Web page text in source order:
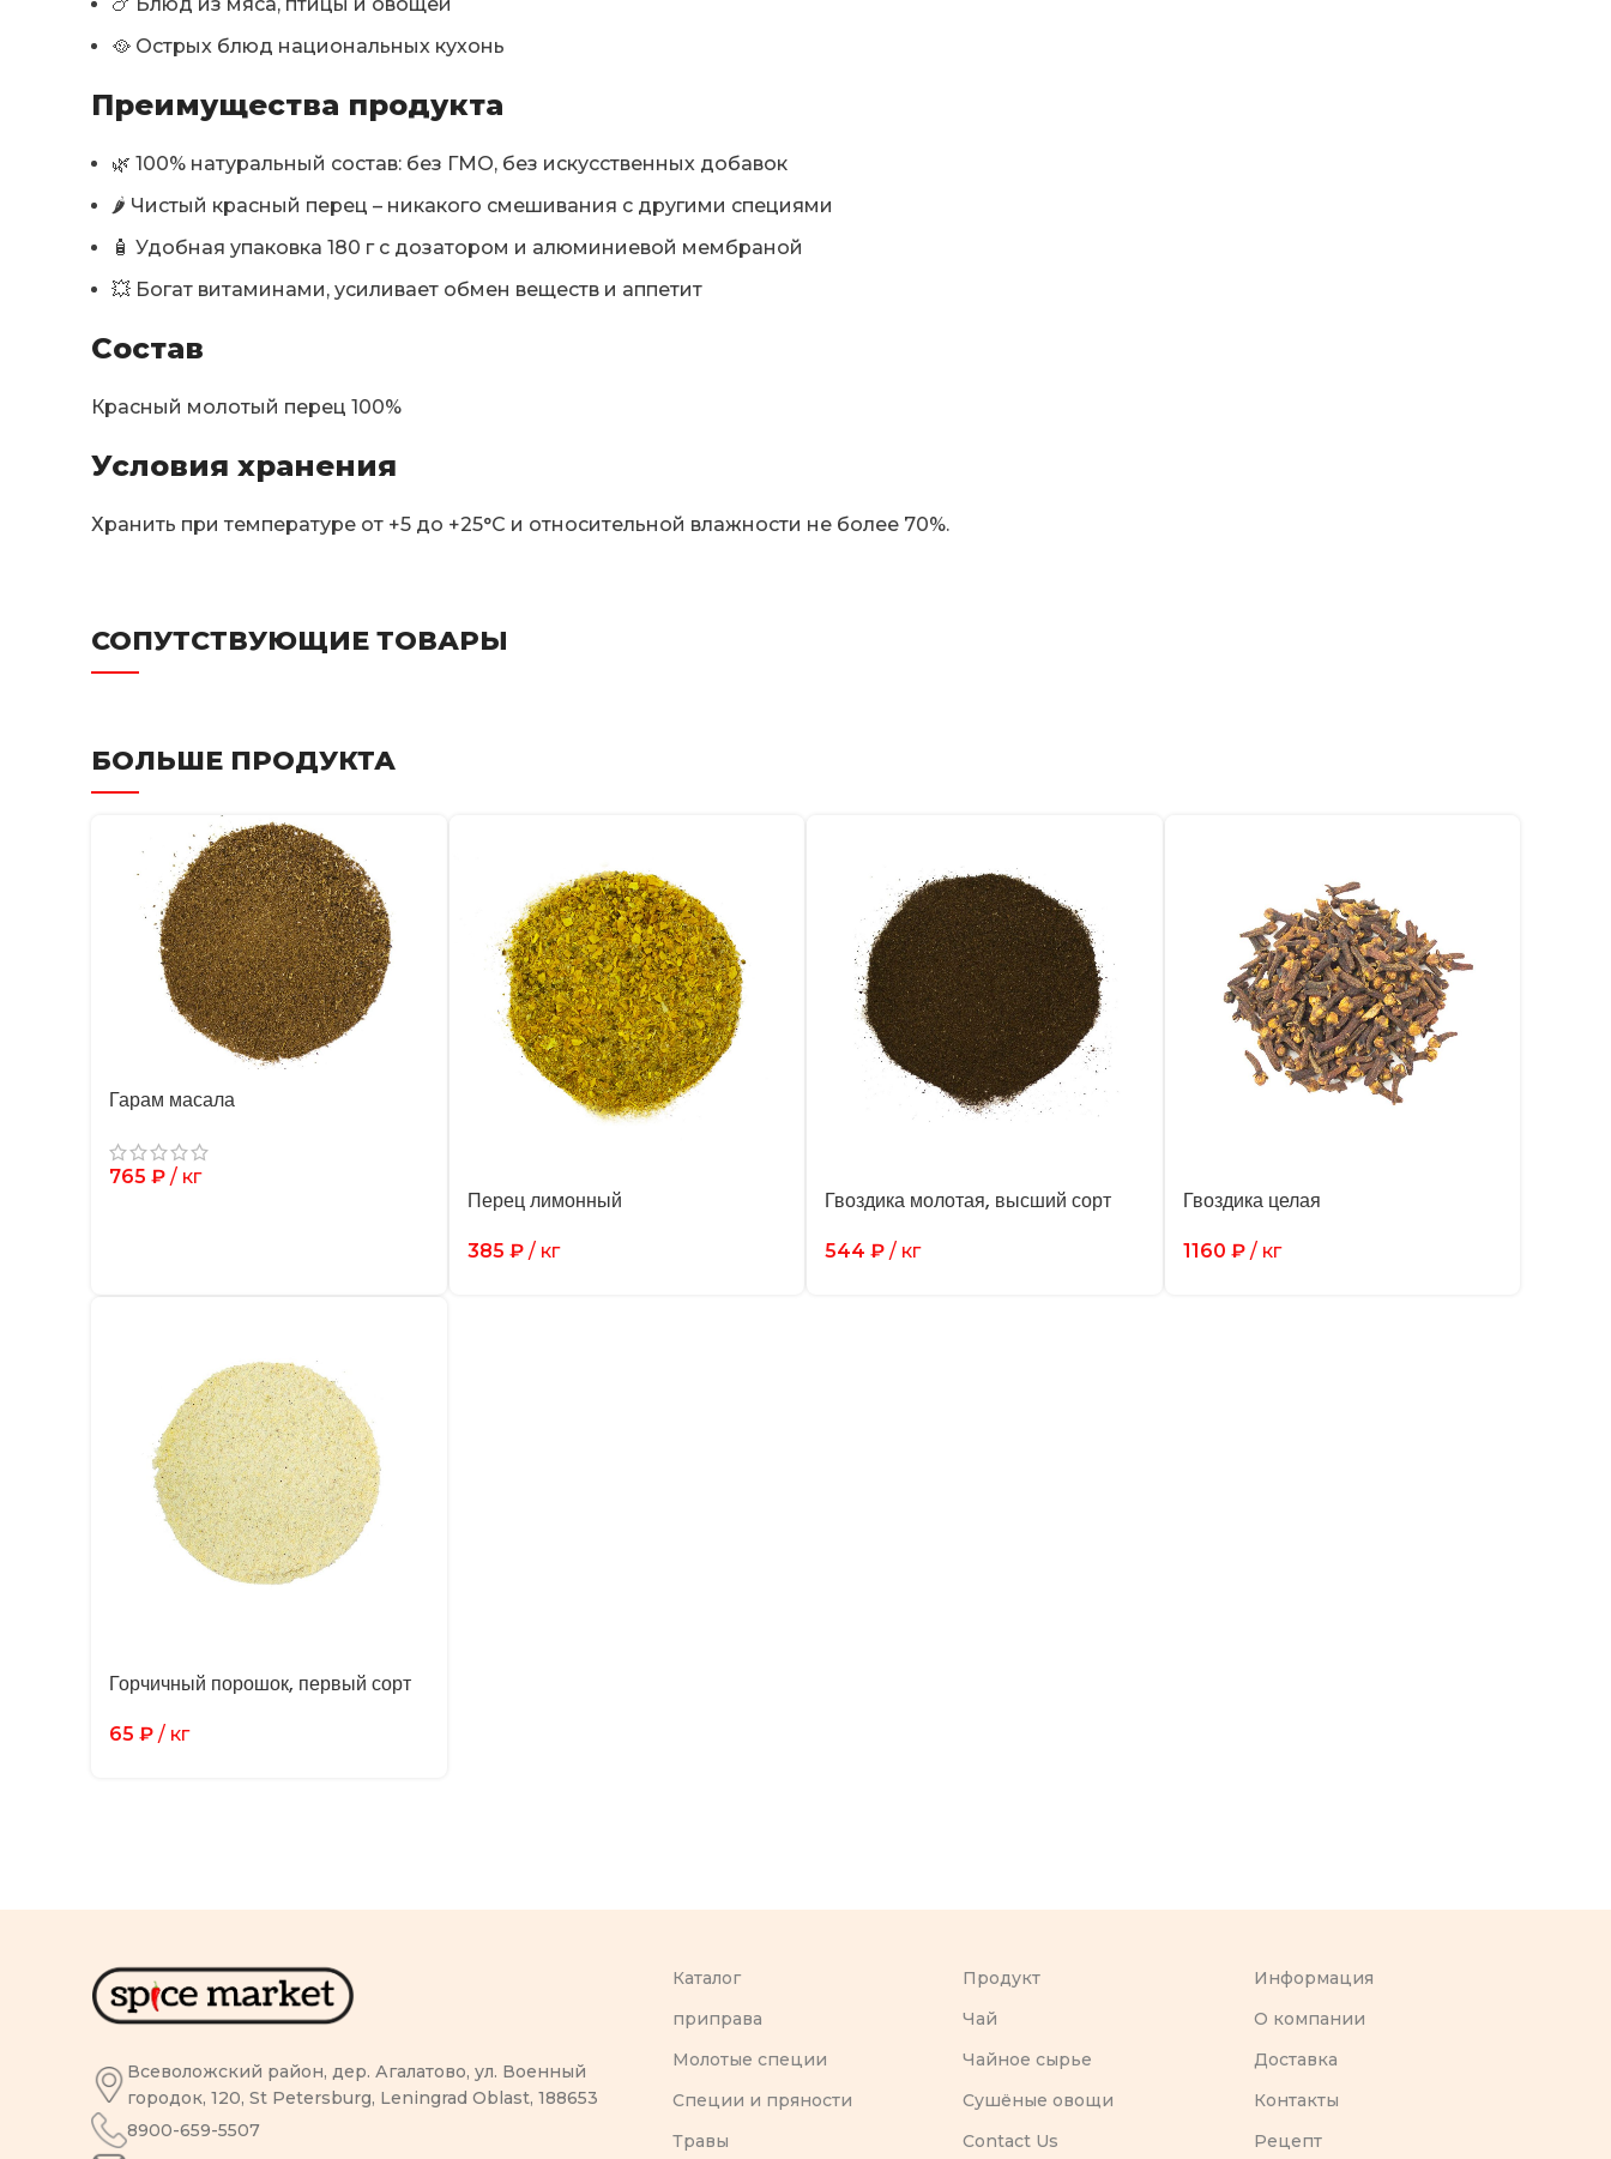
🥘 Острых блюд национальных кухонь
Преимущества продукта
🌿 100% натуральный состав: без ГМО, без искусственных добавок
🌶 Чистый красный перец – никакого смешивания с другими специями
🧴 Удобная упаковка 180 г с дозатором и алюминиевой мембраной
💥 Богат витаминами, усиливает обмен веществ и аппетит
Состав
Красный молотый перец 100%
Условия хранения
Хранить при температуре от +5 до +25°C и относительной влажности не более 70%.
СОПУТСТВУЮЩИЕ ТОВАРЫ
БОЛЬШЕ ПРОДУКТА
Гарам масала
765 ₽ / кг
Перец лимонный
385 ₽/ кг
Гвоздика молотая, высший сорт
544 ₽ / кг
Гвоздика целая
1160 ₽/ кг
Горчичный порошок, первый сорт
65 ₽ / кг
Всеволожский район, дер. Агалатово, ул. Военный
городок, 120, St Petersburg, Leningrad Oblast, 188653
8900-659-5507
Каталог
приправа
Молотые специи
Специи и пряности
Травы
Продукт
Чай
Чайное сырье
Сушёные овощи
Contact Us
Информация
O компании
Доставка
Контакты
Рецепт